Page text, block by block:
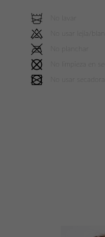
No lavar
No usar lejía/
No planchar
No limpieza en
No usar secadora